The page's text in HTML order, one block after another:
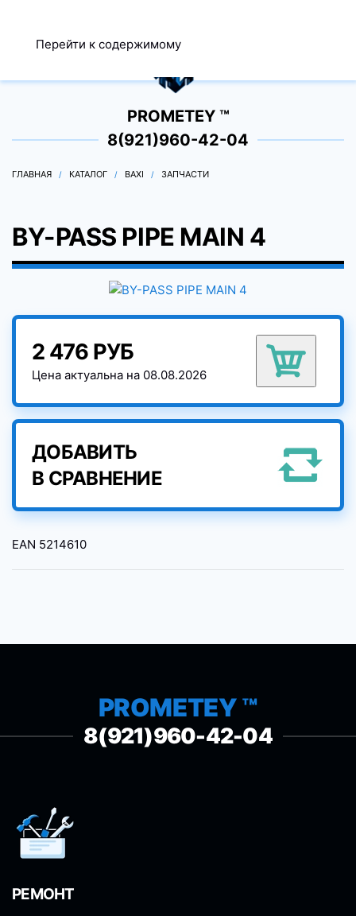
Перейти к содержимому
0
PROMETEY ™
8(921)960-42-04
ГЛАВНАЯ КАТАЛОГ BAXI ЗАПЧАСТИ
BY-PASS PIPE MAIN 4
2 476 РУБ
Цена актуальна на 08.08.2026
ДОБАВИТЬ
В СРАВНЕНИЕ
EAN 5214610
PROMETEY ™
8(921)960-42-04
РЕМОНТ